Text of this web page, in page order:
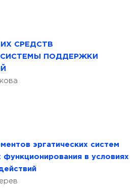
СРЕДСТВ
СИСТЕМЫ ПОДДЕРЖКИ
эргатических систем
функционирования в условиях